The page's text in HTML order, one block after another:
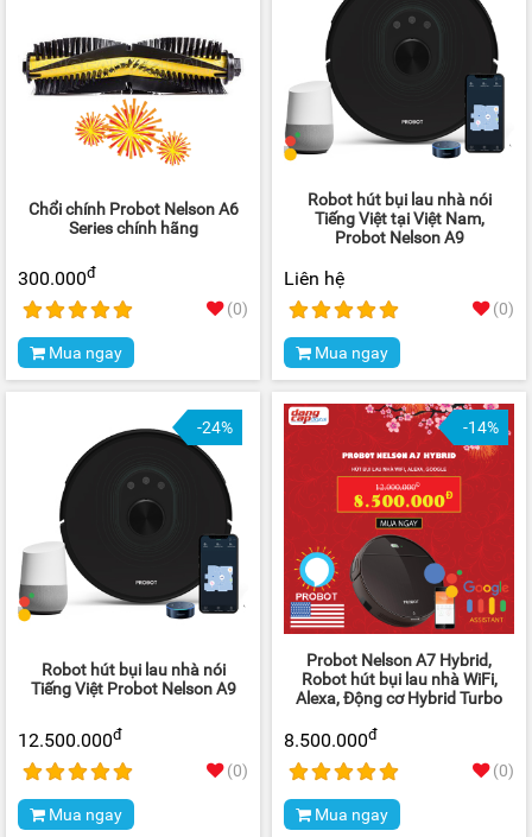
Chổi chính Probot Nelson A6
Series chính hãng
300.000đ
(0)
Mua ngay
Robot hút bụi lau nhà nói
Tiếng Việt tại Việt Nam,
Probot Nelson A9
Liên hệ
(0)
Mua ngay
-24%
Robot hút bụi lau nhà nói
Tiếng Việt Probot Nelson A9
12.500.000đ
(0)
Mua ngay
-14%
Probot Nelson A7 Hybrid,
Robot hút bụi lau nhà WiFi,
Alexa, Động cơ Hybrid Turbo
8.500.000đ
(0)
Mua ngay